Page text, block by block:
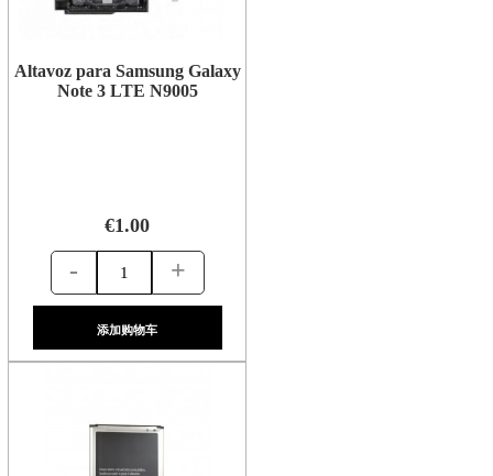
Altavoz para Samsung Galaxy
Note 3 LTE N9005
€1.00
- +
添加购物车